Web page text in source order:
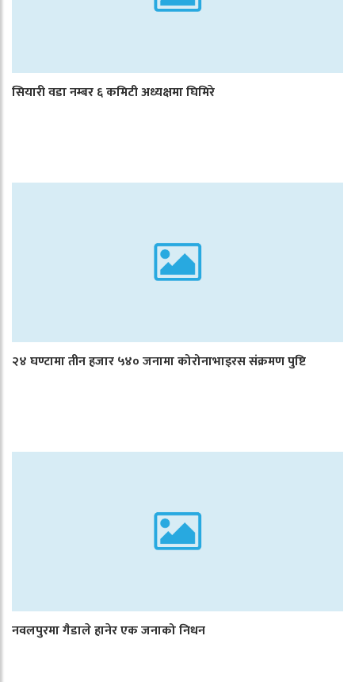
सियारी वडा नम्बर ६ कमिटी अध्यक्षमा घिमिरे
२४ घण्टामा तीन हजार ५४० जनामा कोरोनाभाइरस संक्रमण पुष्टि
नवलपुरमा गैडाले हानेर एक जनाको निधन